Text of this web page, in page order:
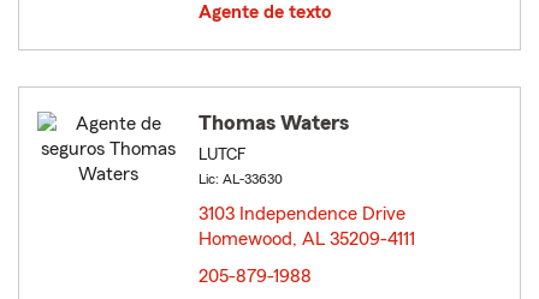
Agente de texto
Thomas Waters
LUTCF
Lic: AL-33630
3103 Independence Drive
Homewood, AL 35209-4111
205-879-1988